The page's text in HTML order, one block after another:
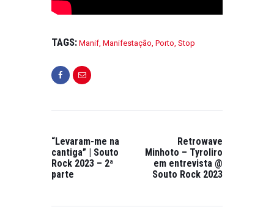
TAGS: Manif Manifestação Porto Stop
“Levaram-me na
cantiga” | Souto
Rock 2023 – 2ª
parte
Retrowave
Minhoto – Tyroliro
em entrevista @
Souto Rock 2023